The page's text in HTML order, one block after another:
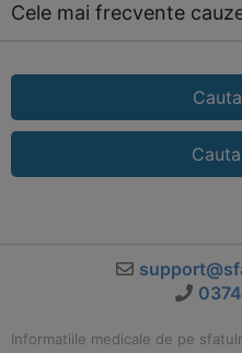
Cele mai frecvente
Informatiile medicale de pe